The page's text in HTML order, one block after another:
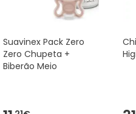
Suavinex Pack Zero
Zero Chupeta +
Biberão Meio